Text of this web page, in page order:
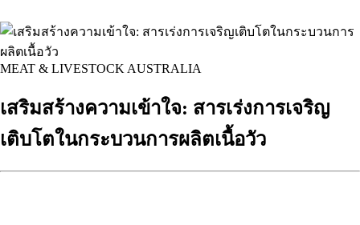
MEAT & LIVESTOCK AUSTRALIA
เสริมสร้างความเข้าใจ: สารเร่งการเจริญ
เติบโตในกระบวนการผลิตเนื้อวัว